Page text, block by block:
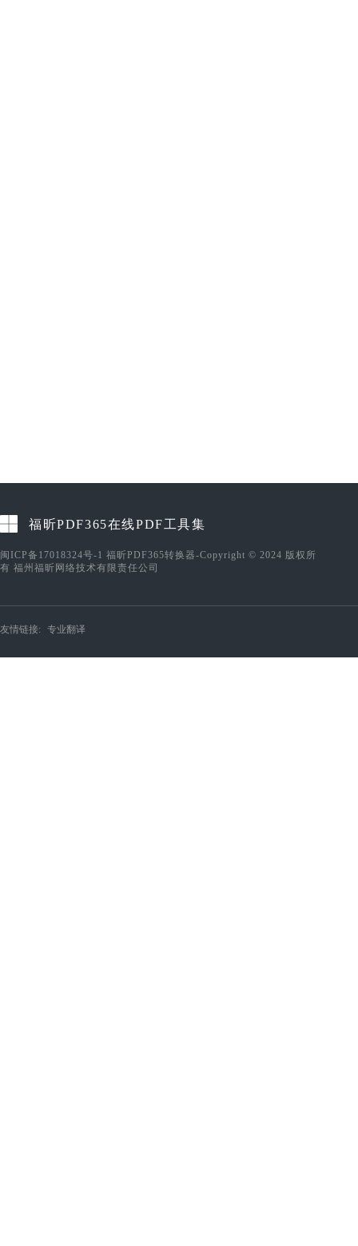
福昕PDF365在线PDF工具集
闽ICP备17018324号-1 福昕PDF365转换器-Copyright © 2024 版权所
有 福州福昕网络技术有限责任公司
友情链接: 专业翻译